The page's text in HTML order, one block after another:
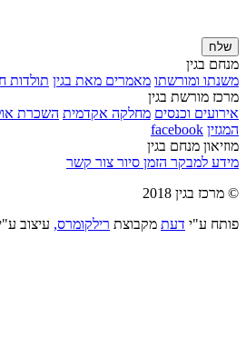
שלח
מנחם בגין
משנתו ומורשתו מאמרים מאת בגין תולדות
מרכז מורשת בגין
אירועים וכנסים מחלקה אקדמית השכרת
המגזין facebook
מוזיאון מנחם בגין
מידע למבקר הזמן סיור צור קשר
© מרכז בגין 2018
פותח ע"י דעת מקבוצת רילקומרס, עיצוב